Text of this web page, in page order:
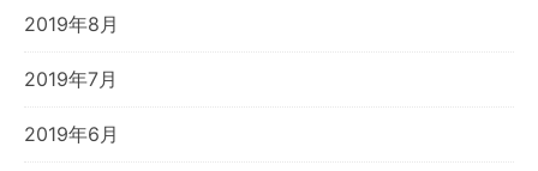
2019年8月
2019年7月
2019年6月